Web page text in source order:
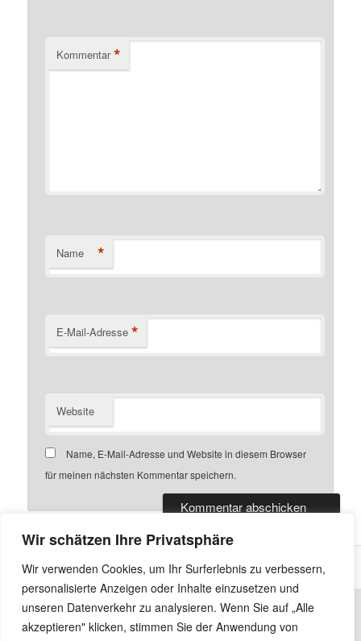
Wir schätzen Ihre Privatsphäre
Wir verwenden Cookies, um Ihr Surferlebnis zu verbessern,
personalisierte Anzeigen oder Inhalte einzusetzen und
unseren Datenverkehr zu analysieren. Wenn Sie auf „Alle
akzeptieren" klicken, stimmen Sie der Anwendung von
Kommentar *
Name *
E-Mail-Adresse *
Website
Name, E-Mail-Adresse und Website in diesem Browser
für meinen nächsten Kommentar speichern.